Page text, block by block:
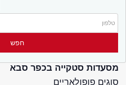
מסעדות סטקייה בכפר סבא
סוגים פופולאריים